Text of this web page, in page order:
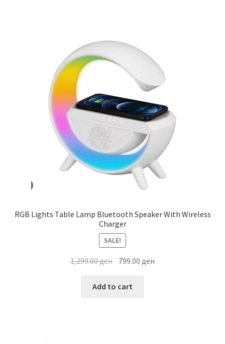
RGB Lights Table Lamp Bluetooth Speaker With Wireless
Charger
SALE!
1,299.00ден Original
was:
799.00ден
Add to cart